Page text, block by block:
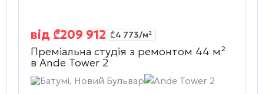
від ₾209 912 ₾4 773/м²
Преміальна студія з ремонтом 44 м²
в Ande Tower 2
Батумі, Новий Бульвар Ande Tower 2